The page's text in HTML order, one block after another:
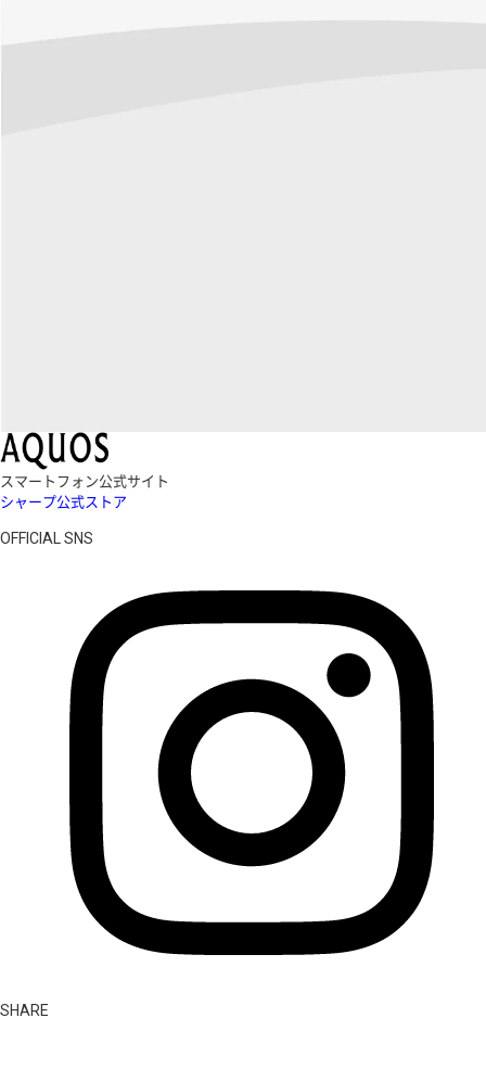
スマートフォン公式サイト
シャープ公式ストア
OFFICIAL SNS
SHARE